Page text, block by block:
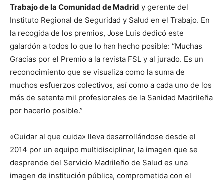
Trabajo de la Comunidad de Madrid y gerente del
Instituto Regional de Seguridad y Salud en el Trabajo. En
la recogida de los premios, Jose Luis dedicó este
galardón a todos lo que lo han hecho posible: “Muchas
Gracias por el Premio a la revista FSL y al jurado. Es un
reconocimiento que se visualiza como la suma de
muchos esfuerzos colectivos, así como a cada uno de los
más de setenta mil profesionales de la Sanidad Madrileña
por hacerlo posible.”
«Cuidar al que cuida» lleva desarrollándose desde el
2014 por un equipo multidisciplinar, la imagen que se
desprende del Servicio Madrileño de Salud es una
imagen de institución pública, comprometida con el